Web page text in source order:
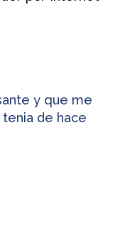
y que me
tenia de hace